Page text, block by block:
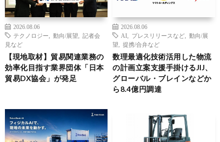
2026.08.06
テクノロジー
動向/展望
記者会
見など
【現地取材】貿易関連業務の
効率化目指す業界団体「日本
貿易DX協会」が発足
2026.08.06
AI
プレスリリースなど
動向/展
望
提携/合弁など
数理最適化技術活用した物流
の計画立案支援手掛けるJIJ、
グローバル・ブレインなどか
ら8.4億円調達